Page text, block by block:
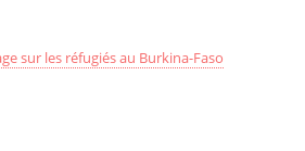
sur les réfugiés au Burkina-Faso